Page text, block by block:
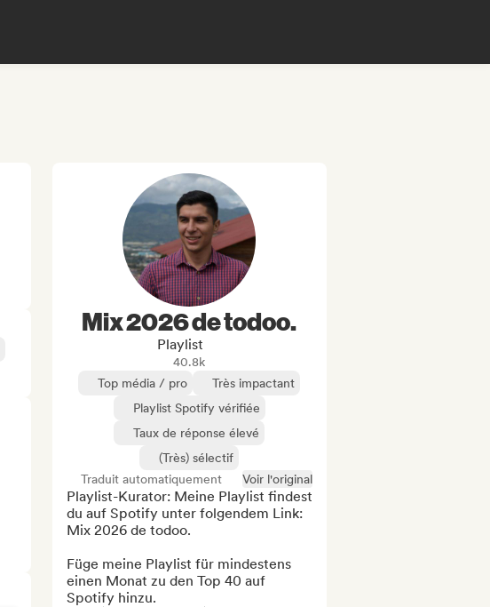
Mix 2026 de todoo.
Playlist
40.8k
Top média / pro
Très impactant
Playlist Spotify vérifiée
Taux de réponse élevé
(Très) sélectif
Traduit automatiquement
Voir l'original
Playlist-Kurator: Meine Playlist findest
du auf Spotify unter folgendem Link:
Mix 2026 de todoo.
Füge meine Playlist für mindestens
einen Monat zu den Top 40 auf
Spotify hinzu.